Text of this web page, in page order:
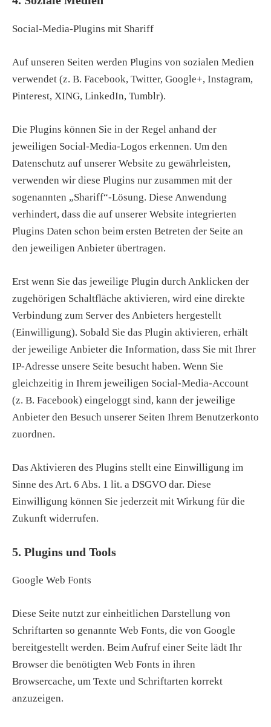
Social-Media-Plugins mit Shariff
Auf unseren Seiten werden Plugins von sozialen Medien
verwendet (z. B. Facebook, Twitter, Google+, Instagram,
Pinterest, XING, LinkedIn, Tumblr).
Die Plugins können Sie in der Regel anhand der
jeweiligen Social-Media-Logos erkennen. Um den
Datenschutz auf unserer Website zu gewährleisten,
verwenden wir diese Plugins nur zusammen mit der
sogenannten „Shariff“-Lösung. Diese Anwendung
verhindert, dass die auf unserer Website integrierten
Plugins Daten schon beim ersten Betreten der Seite an
den jeweiligen Anbieter übertragen.
Erst wenn Sie das jeweilige Plugin durch Anklicken der
zugehörigen Schaltfläche aktivieren, wird eine direkte
Verbindung zum Server des Anbieters hergestellt
(Einwilligung). Sobald Sie das Plugin aktivieren, erhält
der jeweilige Anbieter die Information, dass Sie mit Ihrer
IP-Adresse unsere Seite besucht haben. Wenn Sie
gleichzeitig in Ihrem jeweiligen Social-Media-Account
(z. B. Facebook) eingeloggt sind, kann der jeweilige
Anbieter den Besuch unserer Seiten Ihrem Benutzerkonto
zuordnen.
Das Aktivieren des Plugins stellt eine Einwilligung im
Sinne des Art. 6 Abs. 1 lit. a DSGVO dar. Diese
Einwilligung können Sie jederzeit mit Wirkung für die
Zukunft widerrufen.
5. Plugins und Tools
Google Web Fonts
Diese Seite nutzt zur einheitlichen Darstellung von
Schriftarten so genannte Web Fonts, die von Google
bereitgestellt werden. Beim Aufruf einer Seite lädt Ihr
Browser die benötigten Web Fonts in ihren
Browsercache, um Texte und Schriftarten korrekt
anzuzeigen.